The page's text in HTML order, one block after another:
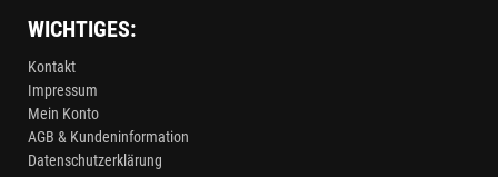
WICHTIGES:
Kontakt
Impressum
Mein Konto
AGB & Kundeninformation
Datenschutzerklärung